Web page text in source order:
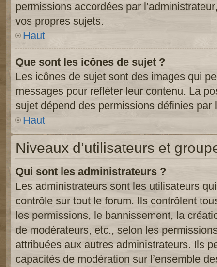
permissions accordées par
vos propres sujets.
Haut
Que sont les icônes de sujet ?
Les icônes de sujet sont des images qui
messages pour refléter leur contenu. La
sujet dépend des permissions définies par
Haut
Niveaux d’utilisateurs et
Qui sont les administrateurs ?
Les administrateurs sont les utilisateurs
contrôle sur tout le forum. Ils contrôlent
les permissions, le bannissement, la
de modérateurs, etc., selon les
attribuées aux autres administrateurs. Ils
capacités de modération sur l’ensemble